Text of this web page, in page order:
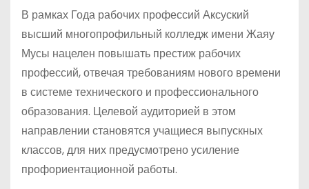
В рамках Года рабочих профессий Аксуский
высший многопрофильный колледж имени Жаяу
Мусы нацелен повышать престиж рабочих
профессий, отвечая требованиям нового времени
в системе технического и профессионального
образования. Целевой аудиторией в этом
направлении становятся учащиеся выпускных
классов, для них предусмотрено усиление
профориентационной работы.